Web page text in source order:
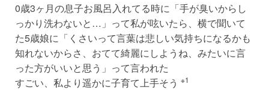
0歳3ヶ月の息子お風呂入れてる時に「手が臭いからし
っかり洗わないと…」って私が呟いたら、横で聞いて
た5歳娘に「くさいって言葉は悲しい気持ちになるかも
知れないからさ、おてて綺麗にしようね、みたいに言
った方がいいと思う」って言われた
すごい、私より遥かに子育て上手そう ※1